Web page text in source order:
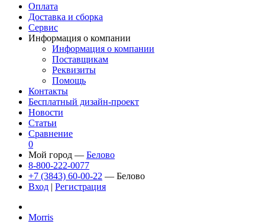
Оплата
Доставка и сборка
Сервис
Информация о компании
Информация о компании
Поставщикам
Реквизиты
Помощь
Контакты
Бесплатный дизайн-проект
Новости
Статьи
Сравнение
0
Мой город — Белово
8-800-222-0077
+7 (3843) 60-00-22 — Белово
Вход | Регистрация
Morris